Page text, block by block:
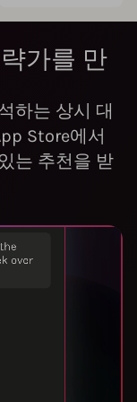
가를 만
하는 상시 대
Store에서
는 추천을 받